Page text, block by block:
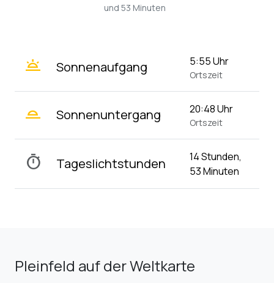
und 53 Minuten
wb_twilight Sonnenaufgang 5:55 Uhr
Ortszeit
wb_twilight_2 Sonnenuntergang 20:48 Uhr
Ortszeit
timer Tageslichtstunden
14 Stunden,
53 Minuten
Pleinfeld auf der Weltkarte